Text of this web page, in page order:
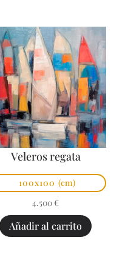
Veleros regata
100x100 (cm)
4.500 €
Añadir al carrito